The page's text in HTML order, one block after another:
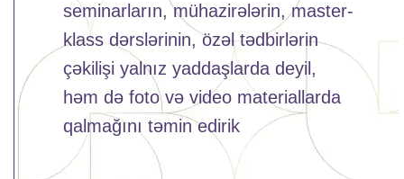
seminarların, mühazirələrin, master-
klass dərslərinin, özəl tədbirlərin
çəkilişi yalnız yaddaşlarda deyil,
həm də foto və video materiallarda
qalmağını təmin edirik